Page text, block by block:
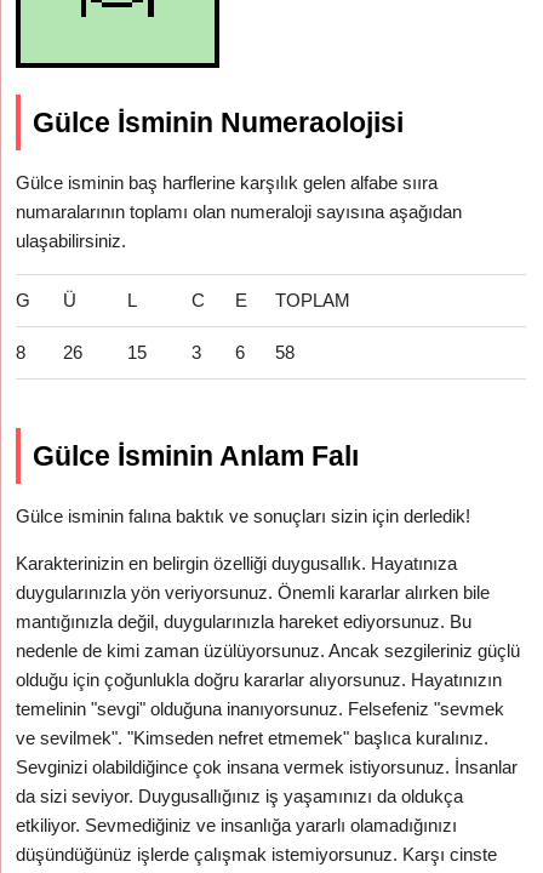
Gülce İsminin Numeraolojisi
Gülce isminin baş harflerine karşılık gelen alfabe sııra
numaralarının toplamı olan numeraloji sayısına aşağıdan
ulaşabilirsiniz.
G Ü L C E TOPLAM
8 26 15 3 6 58
Gülce İsminin Anlam Falı
Gülce isminin falına baktık ve sonuçları sizin için derledik!
Karakterinizin en belirgin özelliği duygusallık. Hayatınıza
duygularınızla yön veriyorsunuz. Önemli kararlar alırken bile
mantığınızla değil, duygularınızla hareket ediyorsunuz. Bu
nedenle de kimi zaman üzülüyorsunuz. Ancak sezgileriniz güçlü
olduğu için çoğunlukla doğru kararlar alıyorsunuz. Hayatınızın
temelinin "sevgi" olduğuna inanıyorsunuz. Felsefeniz "sevmek
ve sevilmek". "Kimseden nefret etmemek" başlıca kuralınız.
Sevginizi olabildiğince çok insana vermek istiyorsunuz. İnsanlar
da sizi seviyor. Duygusallığınız iş yaşamınızı da oldukça
etkiliyor. Sevmediğiniz ve insanlığa yararlı olamadığınızı
düşündüğünüz işlerde çalışmak istemiyorsunuz. Karşı cinste